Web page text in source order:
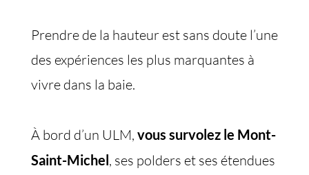
Prendre de la hauteur est sans doute l’une
des expériences les plus marquantes à
vivre dans la baie.
À bord d’un ULM, vous survolez le Mont-
Saint-Michel, ses polders et ses étendues